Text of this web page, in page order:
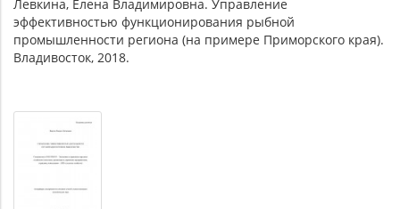
Левкина, Елена Владимировна. Управление
эффективностью функционирования рыбной
промышленности региона (на примере Приморского края).
Владивосток, 2018.